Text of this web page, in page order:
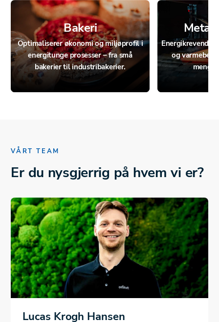
Bakeri
Optimaliserer økonomi og miljøprofil i
energitunge prosesser – fra små
bakerier til industribakerier.
Energikrevende
og
VÅRT TEAM
Er du nysgjerrig på hvem vi er?
Lucas Krogh Hansen